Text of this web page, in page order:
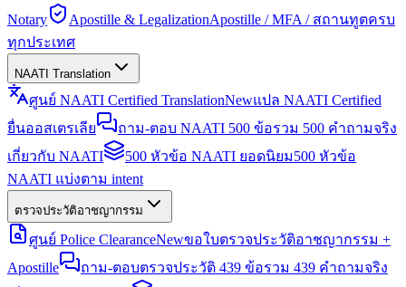
Notary
Apostille & LegalizationApostille / MFA / สถานทูตครบ
ทุกประเทศ
NAATI Translation
ศูนย์ NAATI Certified TranslationNewแปล NAATI Certified
ยื่นออสเตรเลีย
ถาม-ตอบ NAATI 500 ข้อรวม 500 คำถามจริง
เกี่ยวกับ NAATI
500 หัวข้อ NAATI ยอดนิยม500 หัวข้อ
NAATI แบ่งตาม intent
ตรวจประวัติอาชญากรรม
ศูนย์ Police ClearanceNewขอใบตรวจประวัติอาชญากรรม +
Apostille
ถาม-ตอบตรวจประวัติ 439 ข้อรวม 439 คำถามจริง